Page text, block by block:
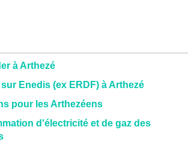
à Arthezé
Enedis (ex ERDF) à Arthezé
pour les Arthezéens
d'électricité et de gaz des